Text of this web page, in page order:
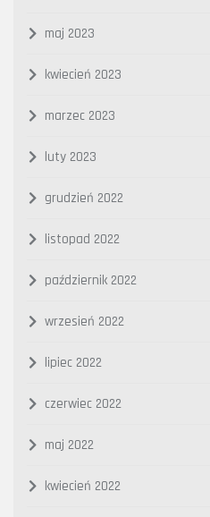
maj 2023
kwiecień 2023
marzec 2023
luty 2023
grudzień 2022
listopad 2022
październik 2022
wrzesień 2022
lipiec 2022
czerwiec 2022
maj 2022
kwiecień 2022